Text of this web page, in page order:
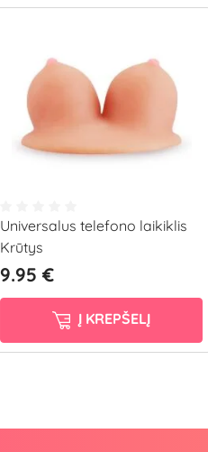
Universalus telefono laikiklis
Krūtys
9.95 €
Į KREPŠELĮ